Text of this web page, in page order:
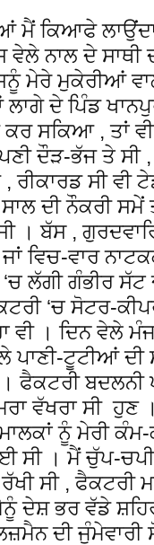
ਮੈਂ ਕਿਆਫੇ ਲਾਉਂਦਾ
ਨਾਲ ਦੇ ਸਾਥੀ
ਮੇਰੇ ਮੁਕੇਰੀਆਂ
ਦੇ ਪਿੰਡ
ਸਕਿਆ , ਤਾਂ
ਦੌੜ-ਭੱਜ ਤੇ ਸੀ ,
ਸੀ ਵੀ
ਸਾਲ ਦੀ ਨੌਕਰੀ
। ਬੱਸ ,
ਜਾਂ ਵਿਚ-ਵਾਰ
‘ਚ ਲੱਗੀ ਗੰਭੀਰ
‘ਚ ਸੋਟਰ-
ਵੀ । ਦਿਨ ਵੇਲੇ
ਟੂਟੀਆਂ ਦੀ
ਫੈਕਟਰੀ ਬਦਲਨੀ
ਵੱਖਰਾ ਸੀ ਹੁਣ
ਨੂੰ ਮੇਰੀ
ਸੀ । ਮੈਂ ਚੁੱਪ-
ਸੀ ,
ਦੇਸ਼ ਭਰ ਵੱਡੇ
ਦੀ ਜੁੰਮੇਵਾਰੀ